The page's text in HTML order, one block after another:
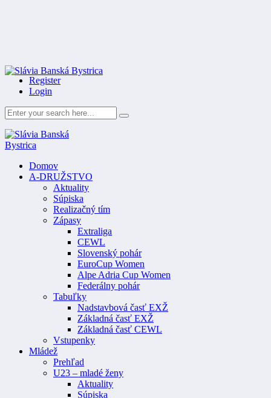
Register
Login
Domov
A-DRUŽSTVO
Aktuality
Súpiska
Realizačný tím
Zápasy
Extraliga
CEWL
Slovenský pohár
EuroCup Women
Alpe Adria Cup Women
Federálny pohár
Tabuľky
Nadstavbová časť EXŽ
Základná časť EXŽ
Základná časť CEWL
Vstupenky
Mládež
Prehľad
U23 – mladé ženy
Aktuality
Súpiska